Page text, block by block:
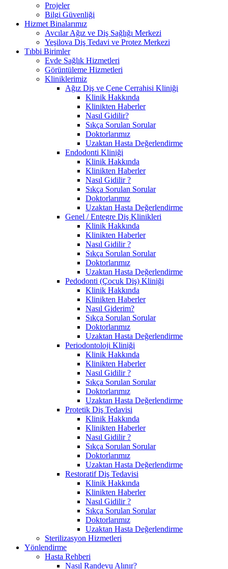
Projeler
Bilgi Güvenliği
Hizmet Binalarımız
Avcılar Ağız ve Diş Sağlığı Merkezi
Yeşilova Diş Tedavi ve Protez Merkezi
Tıbbi Birimler
Evde Sağlık Hizmetleri
Görüntüleme Hizmetleri
Kliniklerimiz
Ağız Diş ve Çene Cerrahisi Kliniği
Klinik Hakkında
Klinikten Haberler
Nasıl Gidilir?
Sıkça Sorulan Sorular
Doktorlarımız
Uzaktan Hasta Değerlendirme
Endodonti Kliniği
Klinik Hakkında
Klinikten Haberler
Nasıl Gidilir ?
Sıkça Sorulan Sorular
Doktorlarımız
Uzaktan Hasta Değerlendirme
Genel / Entegre Diş Klinikleri
Klinik Hakkında
Klinikten Haberler
Nasıl Gidilir ?
Sıkça Sorulan Sorular
Doktorlarımız
Uzaktan Hasta Değerlendirme
Pedodonti (Çocuk Diş) Kliniği
Klinik Hakkında
Klinikten Haberler
Nasıl Giderim?
Sıkça Sorulan Sorular
Doktorlarımız
Uzaktan Hasta Değerlendirme
Periodontoloji Kliniği
Klinik Hakkında
Klinikten Haberler
Nasıl Gidilir ?
Sıkça Sorulan Sorular
Doktorlarımız
Uzaktan Hasta Değerlendirme
Protetik Diş Tedavisi
Klinik Hakkında
Klinikten Haberler
Nasıl Gidilir ?
Sıkça Sorulan Sorular
Doktorlarımız
Uzaktan Hasta Değerlendirme
Restoratif Diş Tedavisi
Klinik Hakkında
Klinikten Haberler
Nasıl Gidilir ?
Sıkça Sorulan Sorular
Doktorlarımız
Uzaktan Hasta Değerlendirme
Sterilizasyon Hizmetleri
Yönlendirme
Hasta Rehberi
Nasıl Randevu Alınır?